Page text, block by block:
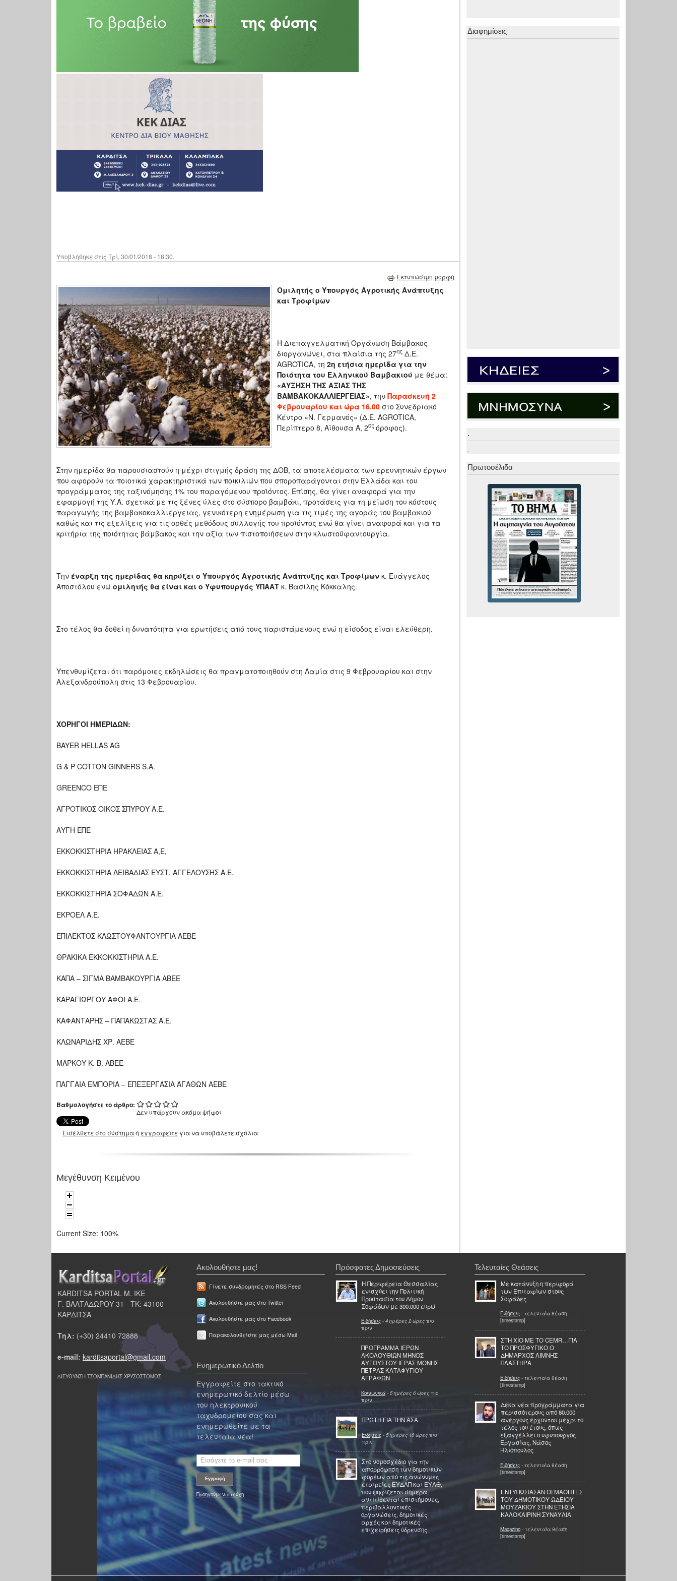
Υποβλήθηκε στις Τρί, 30/01/2018 - 18:30.
Εκτυπώσιμη μορφή
Ομιλητής ο Υπουργός Αγροτικής Ανάπτυξης
και Τροφίμων
Η Διεπαγγελματική Οργάνωση Βάμβακος
διοργανώνει, στα πλαίσια της 27ης Δ.Ε.
AGROTICA, τη 2η ετήσια ημερίδα για την
Ποιότητα του Ελληνικού Βαμβακιού με θέμα:
«ΑΥΞΗΣΗ ΤΗΣ ΑΞΙΑΣ ΤΗΣ
ΒΑΜΒΑΚΟΚΑΛΛΙΕΡΓΕΙΑΣ», την Παρασκευή 2
Φεβρουαρίου και ώρα 16.00 στο Συνεδριακό
Κέντρο «Ν. Γερμανός» (Δ.Ε. AGROTICA,
Περίπτερο 8, Αίθουσα Α, 2οςόροφος).
Στην ημερίδα θα παρουσιαστούν η μέχρι στιγμής δράση της ΔΟΒ, τα αποτελέσματα των ερευνητικών έργων
που αφορούν τα ποιοτικά χαρακτηριστικά των ποικιλιών που σποροπαράγονται στην Ελλάδα και του
προγράμματος της ταξινόμησης 1% του παραγόμενου προϊόντος. Επίσης, θα γίνει αναφορά για την
εφαρμογή της Υ.Α. σχετικά με τις ξένες ύλες στο σύσπορο βαμβάκι, προτάσεις για τη μείωση του κόστους
παραγωγής της βαμβακοκαλλιέργειας, γενικότερη ενημέρωση για τις τιμές της αγοράς του βαμβακιού
καθώς και τις εξελίξεις για τις ορθές μεθόδους συλλογής του προϊόντος ενώ θα γίνει αναφορά και για τα
κριτήρια της ποιότητας βάμβακος και την αξία των πιστοποιήσεων στην κλωστοϋφαντουργία.
Την έναρξη της ημερίδας θα κηρύξει ο Υπουργός Αγροτικής Ανάπτυξης και Τροφίμων κ. Ευάγγελος
Αποστόλου ενώ ομιλητής θα είναι και ο Υφυπουργός ΥΠΑΑΤ κ. Βασίλης Κόκκαλης.
Στο τέλος θα δοθεί η δυνατότητα για ερωτήσεις από τους παριστάμενους ενώ η είσοδος είναι ελεύθερη.
Υπενθυμίζεται ότι παρόμοιες εκδηλώσεις θα πραγματοποιηθούν στη Λαμία στις 9 Φεβρουαρίου και στην
Αλεξανδρούπολη στις 13 Φεβρουαρίου.
ΧΟΡΗΓΟΙ ΗΜΕΡΙΔΩΝ:
BAYER HELLAS AG
G & P COTTON GINNERS S.A.
GREENCO ΕΠΕ
ΑΓΡΟΤΙΚΟΣ ΟΙΚΟΣ ΣΠΥΡΟΥ Α.Ε.
ΑΥΓΗ ΕΠΕ
ΕΚΚΟΚΚΙΣΤΗΡΙΑ ΗΡΑΚΛΕΙΑΣ A,E,
ΕΚΚΟΚΚΙΣΤΗΡΙΑ ΛΕΙΒΑΔΙΑΣ ΕΥΣΤ. ΑΓΓΕΛΟΥΣΗΣ A.E.
ΕΚΚΟΚΚΙΣΤΗΡΙΑ ΣΟΦΑΔΩΝ Α.Ε.
ΕΚΡΟΕΛ Α.Ε.
ΕΠΙΛΕΚΤΟΣ ΚΛΩΣΤΟΫΦΑΝΤΟΥΡΓΙΑ ΑΕΒΕ
ΘΡΑΚΙΚΑ ΕΚΚΟΚΚΙΣΤΗΡΙΑ Α.Ε.
ΚΑΠΑ – ΣΙΓΜΑ ΒΑΜΒΑΚΟΥΡΓΙΑ ΑΒΕΕ
ΚΑΡΑΓΙΩΡΓΟΥ ΑΦΟΙ Α.Ε.
ΚΑΦΑΝΤΑΡΗΣ – ΠΑΠΑΚΩΣΤΑΣ Α.Ε.
ΚΛΩΝΑΡΙΔΗΣ ΧΡ. ΑΕΒΕ
ΜΑΡΚΟΥ Κ. Β. ΑΒΕΕ
ΠΑΓΓΑΙΑ ΕΜΠΟΡΙΑ – ΕΠΕΞΕΡΓΑΣΙΑ ΑΓΑΘΩΝ ΑΕΒΕ
Βαθμολογήστε το άρθρο:
Δεν υπάρχουν ακόμα ψήφοι
Εισέλθετε στο σύστημαή εγγραφείτε για να υποβάλετε σχόλια
Μεγέθυνση Κειμένου
Current Size: 100%
Διαφημίσεις
.
.
Πρωτοσέλιδα
KARDITSA PORTAL Μ. ΙΚΕ
Γ. ΒΑΛΤΑΔΩΡΟΥ 31 - ΤΚ: 43100
ΚΑΡΔΙΤΣΑ
Τηλ: (+30) 24410 72888
e-mail: karditsaportal@gmail.com
ΔΙΕΥΘΥΝΣΗ ΤΣΟΜΠΑΝΙΔΗΣ ΧΡΥΣΟΣΤΟΜΟΣ
Ακολουθήστε μας!
Γίνετε συνδρομητές στο RSS Feed
Ακολουθήστε μας στο Twitter
Ακολουθήστε μας στο Facebook
Παρακολουθείστε μας μέσω Mail
Ενημερωτικό Δελτίο
Εγγραφείτε στο τακτικό
ενημερωτικό δελτίο μέσω
του ηλεκτρονικού
ταχυδρομείου σας και
ενημερωθείτε με τα
τελευταία νέα!
Προηγούμενα τεύχη
Πρόσφατες Δημοσιεύσεις
Η Περιφέρεια Θεσσαλίας
ενισχύει την Πολιτική
Προστασία του Δήμου
Σοφάδων με 300.000 ευρώ
Ειδήσεις - 4 ημέρες 2 ώρες πιο
πριν
ΠΡΟΓΡΑΜΜΑ ΙΕΡΩΝ
ΑΚΟΛΟΥΘΙΩΝ ΜΗΝΟΣ
ΑΥΓΟΥΣΤΟΥ ΙΕΡΑΣ ΜΟΝΗΣ
ΠΕΤΡΑΣ ΚΑΤΑΦΥΓΙΟΥ
ΑΓΡΑΦΩΝ
Κοινωνικά - 5 ημέρες 6 ώρες πιο
πριν
ΠΡΩΤΗ ΓΙΑ ΤΗΝ ΑΣΑ
Ειδήσεις - 5 ημέρες 16 ώρες πιο
πριν
Στο νομοσχέδιο για την
απορρόφηση των δημοτικών
φορέων από τις ανώνυμες
εταιρείες ΕΥΔΑΠ και ΕΥΑΘ,
που ψηφίζεται σήμερα,
αντιτίθενται επιστήμονες,
περιβαλλοντικές
οργανώσεις, δημοτικές
αρχές και δημοτικές
επιχειρήσεις ύδρευσης
Τελευταίες Θεάσεις
Με κατάνυξη η περιφορά
των Επιταφίων στους
Σοφάδες
Ειδήσεις - τελευταία θέαση
[timestamp]
ΣΤΗ ΧΙΟ ΜΕ ΤΟ CEMR…ΓΙΑ
ΤΟ ΠΡΟΣΦΥΓΙΚΟ Ο
ΔΗΜΑΡΧΟΣ ΛΙΜΝΗΣ
ΠΛΑΣΤΗΡΑ
Ειδήσεις - τελευταία θέαση
[timestamp]
Δέκα νέα προγράμματα για
περισσότερους από 80.000
ανέργους έρχονται μέχρι το
τέλος του έτους, όπως
εξαγγέλλει ο υφυπουργός
Εργασίας, Νάσος
Ηλιόπουλος
Ειδήσεις - τελευταία θέαση
[timestamp]
ΕΝΤΥΠΩΣΙΑΣΑΝ ΟΙ ΜΑΘΗΤΕΣ
ΤΟΥ ΔΗΜΟΤΙΚΟΥ ΩΔΕΙΟΥ
ΜΟΥΖΑΚΙΟΥ ΣΤΗΝ ΕΤΗΣΙΑ
ΚΑΛΟΚΑΙΡΙΝΗ ΣΥΝΑΥΛΙΑ
Magazino - τελευταία θέαση
[timestamp]